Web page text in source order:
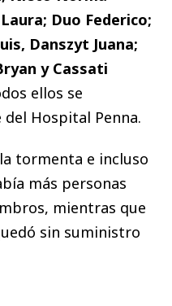
Duo Federico;
Danszyt Juana;
y Cassati
ellos se
Hospital Penna.
tormenta e incluso
más personas
mientras que
sin suministro